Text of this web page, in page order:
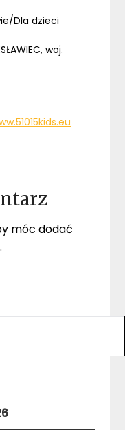
Dla dzieci
woj.
móc dodać